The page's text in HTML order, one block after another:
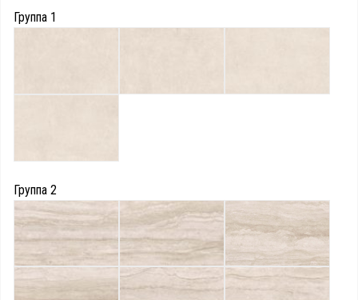
Группа 1
Группа 2